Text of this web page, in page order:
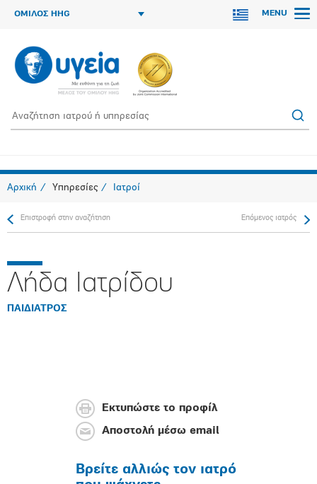
ΟΜΙΛΟΣ HHG MENU
Αρχική Υπηρεσίες Ιατροί
Επιστροφή στην αναζήτηση Επόμενος ιατρός
Λήδα Ιατρίδου
ΠΑΙΔΙΑΤΡΟΣ
Εκτυπώστε το προφίλ
Αποστολή μέσω email
Βρείτε αλλιώς τον ιατρό